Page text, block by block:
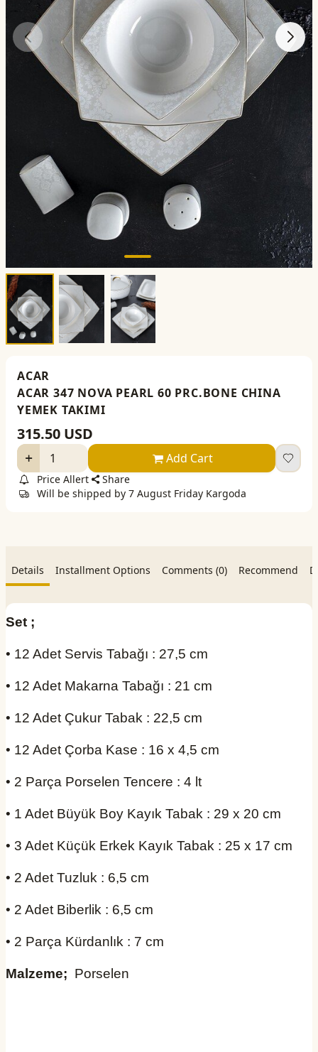
ACAR
ACAR 347 NOVA PEARL 60 PRC.BONE CHINA
YEMEK TAKIMI
315.50 USD
Add Cart
Price Allert
Share
Will be shipped by 7 August Friday Kargoda
Details Installment Options Comments (0) Recommend
Set ;
• 12 Adet Servis Tabağı : 27,5 cm
• 12 Adet Makarna Tabağı : 21 cm
• 12 Adet Çukur Tabak : 22,5 cm
• 12 Adet Çorba Kase : 16 x 4,5 cm
• 2 Parça Porselen Tencere : 4 lt
• 1 Adet Büyük Boy Kayık Tabak : 29 x 20 cm
• 3 Adet Küçük Erkek Kayık Tabak : 25 x 17 cm
• 2 Adet Tuzluk : 6,5 cm
• 2 Adet Biberlik : 6,5 cm
• 2 Parça Kürdanlık : 7 cm
Malzeme; Porselen